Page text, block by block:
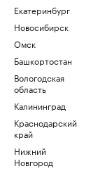
Екатеринбург
Новосибирск
Омск
Башкортостан
Вологодская
область
Калининград
Краснодарский
край
Нижний
Новгород